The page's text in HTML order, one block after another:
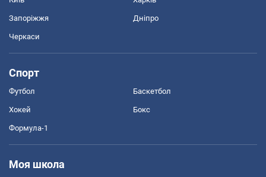
Запоріжжя Дніпро
Черкаси
Спорт
Футбол Баскетбол
Хокей Бокс
Формула-1
Моя школа